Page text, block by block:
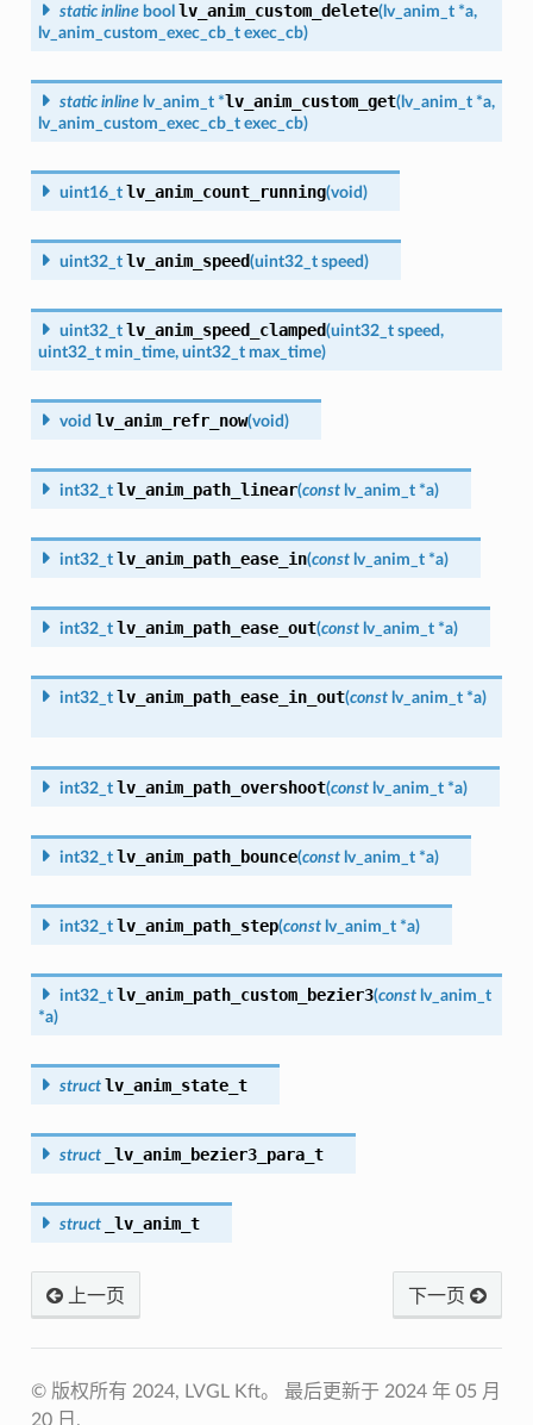
static inline bool lv_anim_custom_delete(lv_anim_t *a,
lv_anim_custom_exec_cb_t exec_cb)
static inline lv_anim_t *lv_anim_custom_get(lv_anim_t *a,
lv_anim_custom_exec_cb_t exec_cb)
uint16_t lv_anim_count_running(void)
uint32_t lv_anim_speed(uint32_t speed)
uint32_t lv_anim_speed_clamped(uint32_t speed,
uint32_t min_time, uint32_t max_time)
void lv_anim_refr_now(void)
int32_t lv_anim_path_linear(const lv_anim_t *a)
int32_t lv_anim_path_ease_in(const lv_anim_t *a)
int32_t lv_anim_path_ease_out(const lv_anim_t *a)
int32_t lv_anim_path_ease_in_out(const lv_anim_t *a)
int32_t lv_anim_path_overshoot(const lv_anim_t *a)
int32_t lv_anim_path_bounce(const lv_anim_t *a)
int32_t lv_anim_path_step(const lv_anim_t *a)
int32_t lv_anim_path_custom_bezier3(const lv_anim_t
*a)
struct lv_anim_state_t
struct _lv_anim_bezier3_para_t
struct _lv_anim_t
上一页 下一页
© 版权所有 2024, LVGL Kft。 最后更新于 2024 年 05 月
20 日.